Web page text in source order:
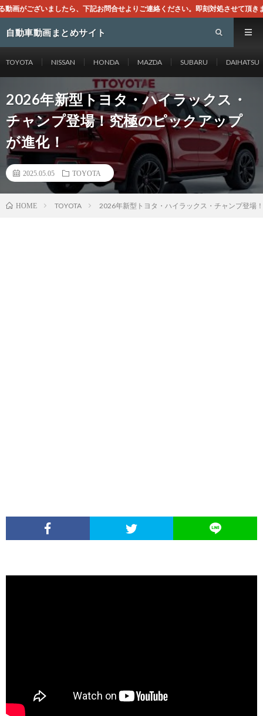
お問合せよりご連絡ください。即刻対処させて頂きます。なお、同サイトは
自動車動画まとめサイト
TOYOTA NISSAN HONDA MAZDA SUBARU DAIHATSU
2026年新型トヨタ・ハイラックス・
チャンプ登場！究極のピックアップ
が進化！
2025.05.05 TOYOTA
HOME TOYOTA 2026年新型トヨタ・ハイラックス・チャンプ登場